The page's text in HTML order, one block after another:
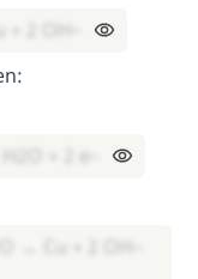
2 OH–
+ 2 e–
→ Cu + 2 OH–